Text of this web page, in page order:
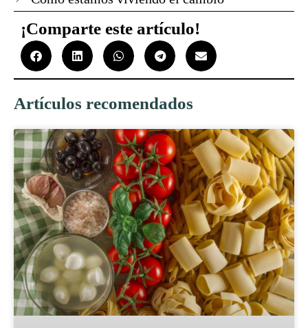
¡Comparte este artículo!
Artículos recomendados